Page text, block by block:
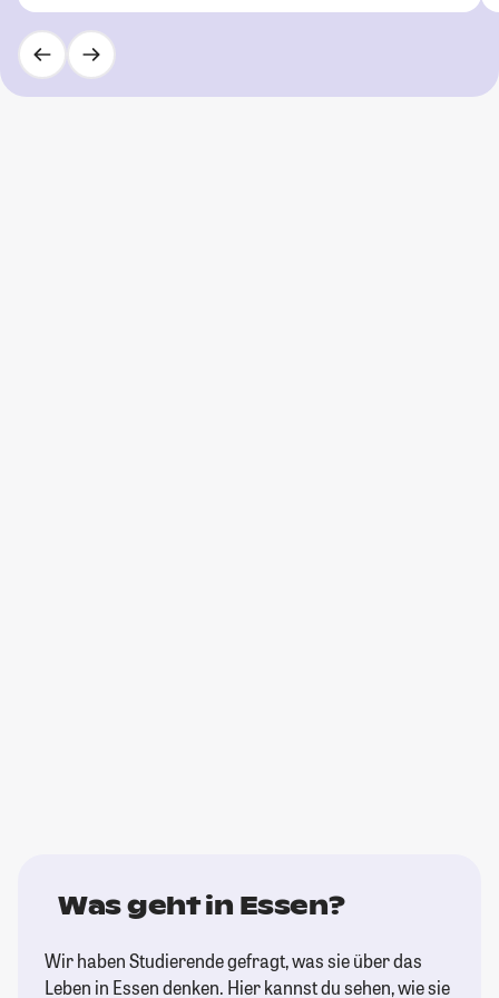
Was geht in Essen?
Wir haben Studierende gefragt, was sie über das
Leben in Essen denken. Hier kannst du sehen, wie sie